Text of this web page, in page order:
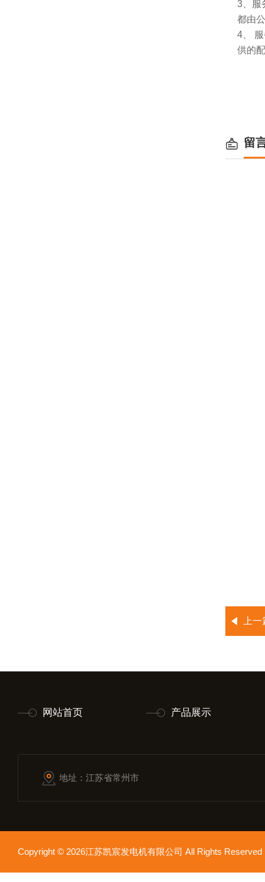
3、服
都由
4、
供的
留
上
网站首页 产品展示
地址：江苏省常州市
Copyright © 2026江苏凯宸发电机有限公司 All Rights